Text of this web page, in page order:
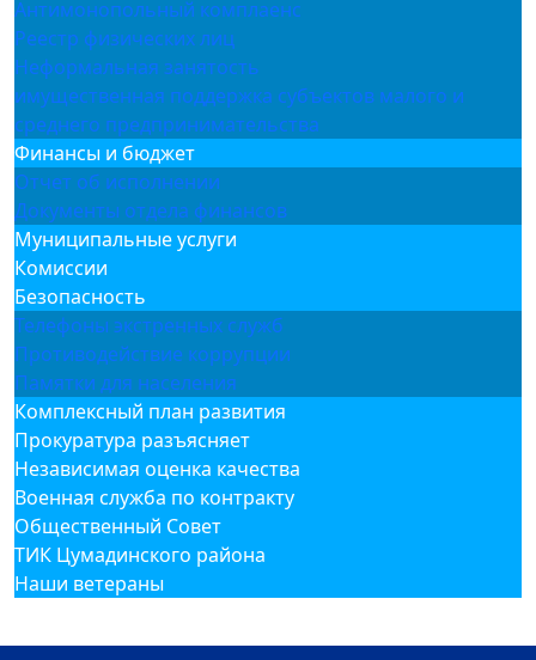
Антимонопольный комплаенс
Реестр физических лиц
Неформальная занятость
имущественная поддержка субъектов малого и
среднего предпринимательства
Финансы и бюджет
Отчет об исполнении
Документы отдела финансов
Муниципальные услуги
Комиссии
Безопасность
Телефоны экстренных служб
Противодействие коррупции
Памятки для населения
Комплексный план развития
Прокуратура разъясняет
Независимая оценка качества
Военная служба по контракту
Общественный Совет
ТИК Цумадинского района
Наши ветераны